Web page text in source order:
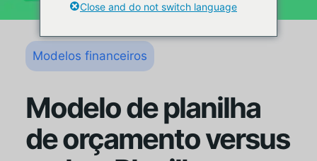
Modelos financeiros
Modelo de planilha
de orçamento versus
Close and do not switch language